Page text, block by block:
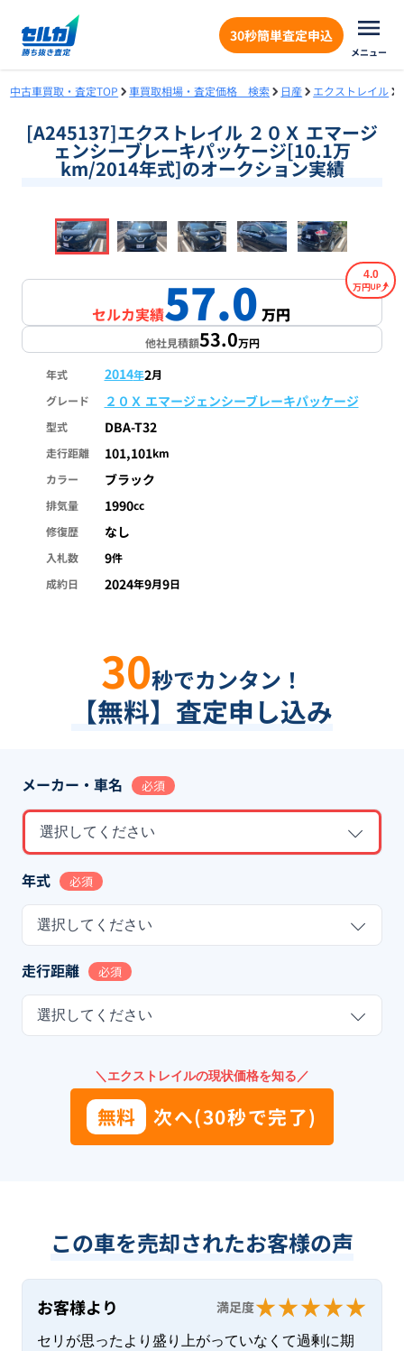
30秒簡単査定申込
メニュー
中古車買取・査定TOP 車買取相場・査定価格 検索 日産 エクストレイル
[A245137]エクストレイル ２０Ｘ エマージ
ェンシーブレーキパッケージ[10.1万
km/2014年式]のオークション実績
1/18
セルカ実績57.0万円
4.0
万円
他社見積額53.0万円
年式 2014年2月
グレード
２０Ｘ エマージェンシーブレーキパッケージ
型式 DBA-T32
走行距離 101,101km
カラー
ブラック
排気量 1990cc
修復歴
なし
入札数 9件
成約日
2024年9月9日
30秒でカンタン！
【無料】査定申し込み
メーカー・車名 必須
選択してください
年式 必須
選択してください
走行距離 必須
選択してください
＼エクストレイルの現状価格を知る／
無料 次へ(30秒で完了)
この車を売却されたお客様の声
お客様より 満足度
セリが思ったより盛り上がっていなくて過剰に期